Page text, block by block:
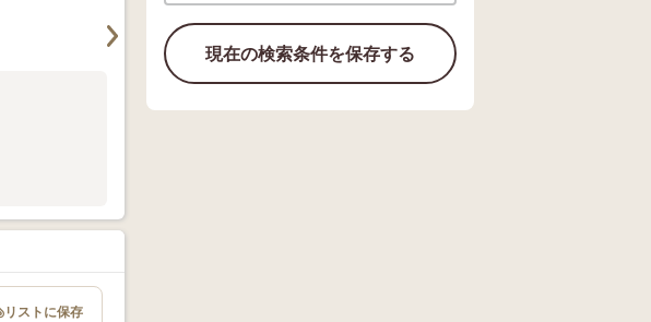
リストに保存
現在の検索条件を保存する